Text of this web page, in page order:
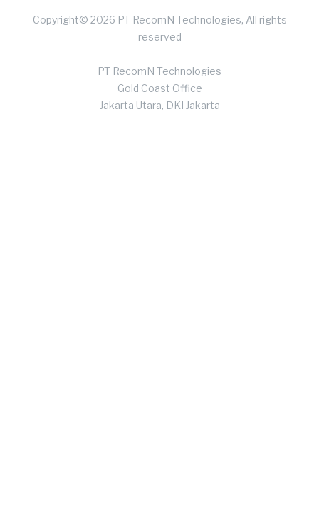
Copyright© 2026 PT RecomN Technologies, All rights
reserved
PT RecomN Technologies
Gold Coast Office
Jakarta Utara, DKI Jakarta